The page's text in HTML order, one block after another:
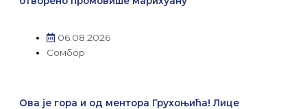
06.08.2026
Сомбор
Ова је гора и од ментора Грухоњића! Лице